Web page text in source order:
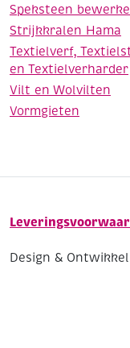
Speksteen
Strijkkralen Hama
Textielverf,
en Textielverharder
Vilt en Wolvilten
Vormgieten
Design &